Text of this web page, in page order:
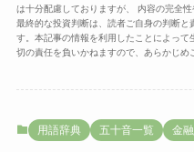
は十分配慮しておりますが、 内容の完全
最終的な投資判断は、読者ご自身の判断と
す。本記事の情報を利用したことによっ
切の責任を負いかねますので、あらかじめ
用語辞典 五十音一覧 金